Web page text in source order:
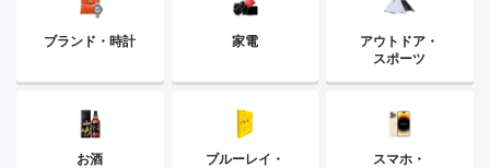
ブランド・時計 家電
アウトドア・
スポーツ
お酒
ブルーレイ・
スマホ・